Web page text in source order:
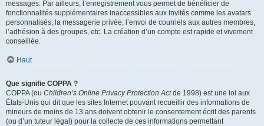
messages. Par ailleurs, l’enregistrement vous permet de bénéficier de
fonctionnalités supplémentaires inaccessibles aux invités comme les avatars
personnalisés, la messagerie privée, l’envoi de courriels aux autres membres,
l’adhésion à des groupes, etc. La création d’un compte est rapide et vivement
conseillée.
Haut
Que signifie COPPA ?
COPPA (ou Children’s Online Privacy Protection Actde 1998) est une loi aux
États-Unis qui dit que les sites Internet pouvant recueillir des informations de
mineurs de moins de 13 ans doivent obtenir le consentement écrit des parents
(ou d’un tuteur légal) pour la collecte de ces informations permettant